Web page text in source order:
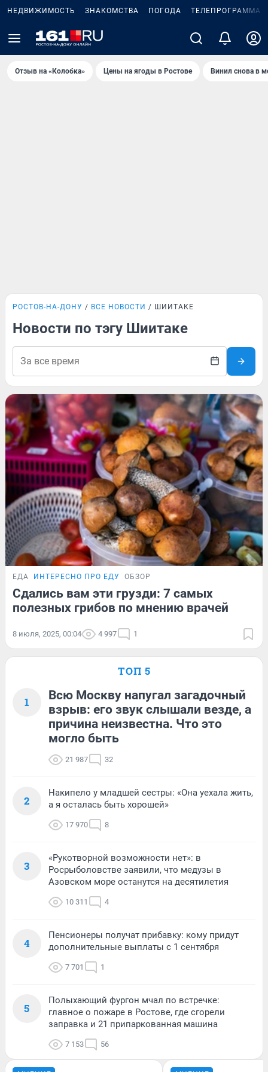
НЕДВИЖИМОСТЬ ЗНАКОМСТВА ПОГОДА ТЕЛЕПРОГРАММА
Отзыв на «Колобка» Цены на ягоды в Ростове Винил снова в
РОСТОВ-НА-ДОНУ ВСЕ НОВОСТИ ШИИТАКЕ
Новости по тэгу Шиитаке
ЕДА ИНТЕРЕСНО ПРО ЕДУ ОБЗОР
Сдались вам эти грузди: 7 самых
полезных грибов по мнению врачей
8 июля, 2025, 00:04 4 997 1
ТОП 5
1
Всю Москву напугал загадочный
взрыв: его звук слышали везде, а
причина неизвестна. Что это
могло быть
21 987 32
2
Накипело у младшей сестры: «Она уехала жить,
а я осталась быть хорошей»
17 970 8
3
«Рукотворной возможности нет»: в
Росрыболовстве заявили, что медузы в
Азовском море останутся на десятилетия
10 311 4
4
Пенсионеры получат прибавку: кому придут
дополнительные выплаты с 1 сентября
7 701 1
5
Полыхающий фургон мчал по встречке:
главное о пожаре в Ростове, где сгорели
заправка и 21 припаркованная машина
7 153 56